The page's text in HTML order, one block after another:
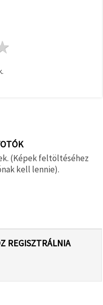
csillagok
(Képek feltöltéséhez
kell lennie).
REGISZTRÁLNIA